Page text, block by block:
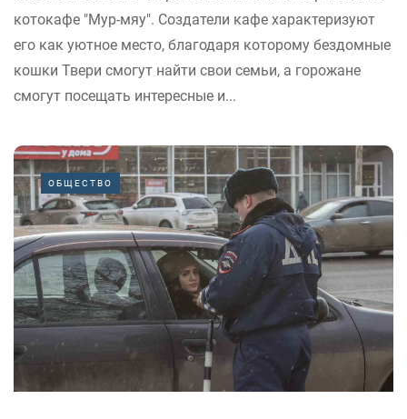
котокафе "Мур-мяу". Создатели кафе характеризуют
его как уютное место, благодаря которому бездомные
кошки Твери смогут найти свои семьи, а горожане
смогут посещать интересные и...
ОБЩЕСТВО